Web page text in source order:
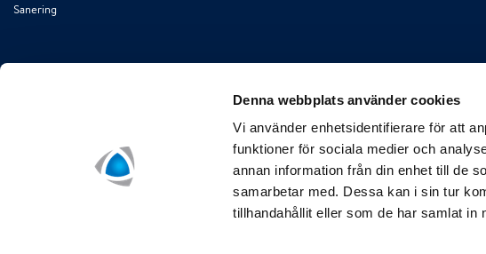
Denna webbplats använder cookies
Vi använder enhetsidentifierare för att
funktioner för sociala medier och
annan information från din enhet till de
samarbetar med. Dessa kan i sin tur
tillhandahållit eller som de har samlat in
Sanering